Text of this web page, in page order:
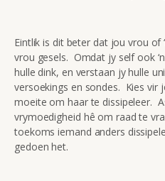
Eintlik is dit beter dat jou vrou of
vrou gesels. Omdat jy self ook
hulle dink, en verstaan jy hulle
versoekings en sondes. Kies vir
moeite om haar te dissipeleer.
vrymoedigheid hê om raad te
toekoms iemand anders
gedoen het.